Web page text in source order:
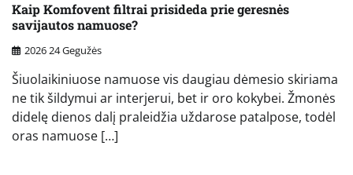
Kaip Komfovent filtrai prisideda prie geresnės
savijautos namuose?
2026 24 Gegužės
Šiuolaikiniuose namuose vis daugiau dėmesio skiriama
ne tik šildymui ar interjerui, bet ir oro kokybei. Žmonės
didelę dienos dalį praleidžia uždarose patalpose, todėl
oras namuose […]